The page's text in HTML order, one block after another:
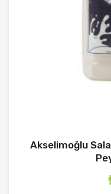
Akselimoğlu